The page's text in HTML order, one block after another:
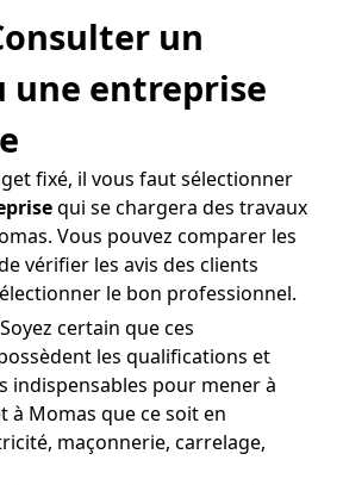
un
une entreprise
fixé, il vous faut sélectionner
qui se chargera des travaux
Vous pouvez comparer les
vérifier les avis des clients
le bon professionnel.
Soyez certain que ces
les qualifications et
indispensables pour mener à
à Momas que ce soit en
maçonnerie, carrelage,